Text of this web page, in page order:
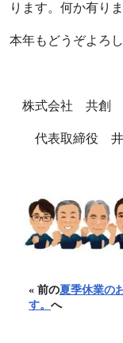
ります。何か有り
本年もどうぞよろ
株式会社 共創
代表取締役 井
« 前の夏季休業の
す。 へ